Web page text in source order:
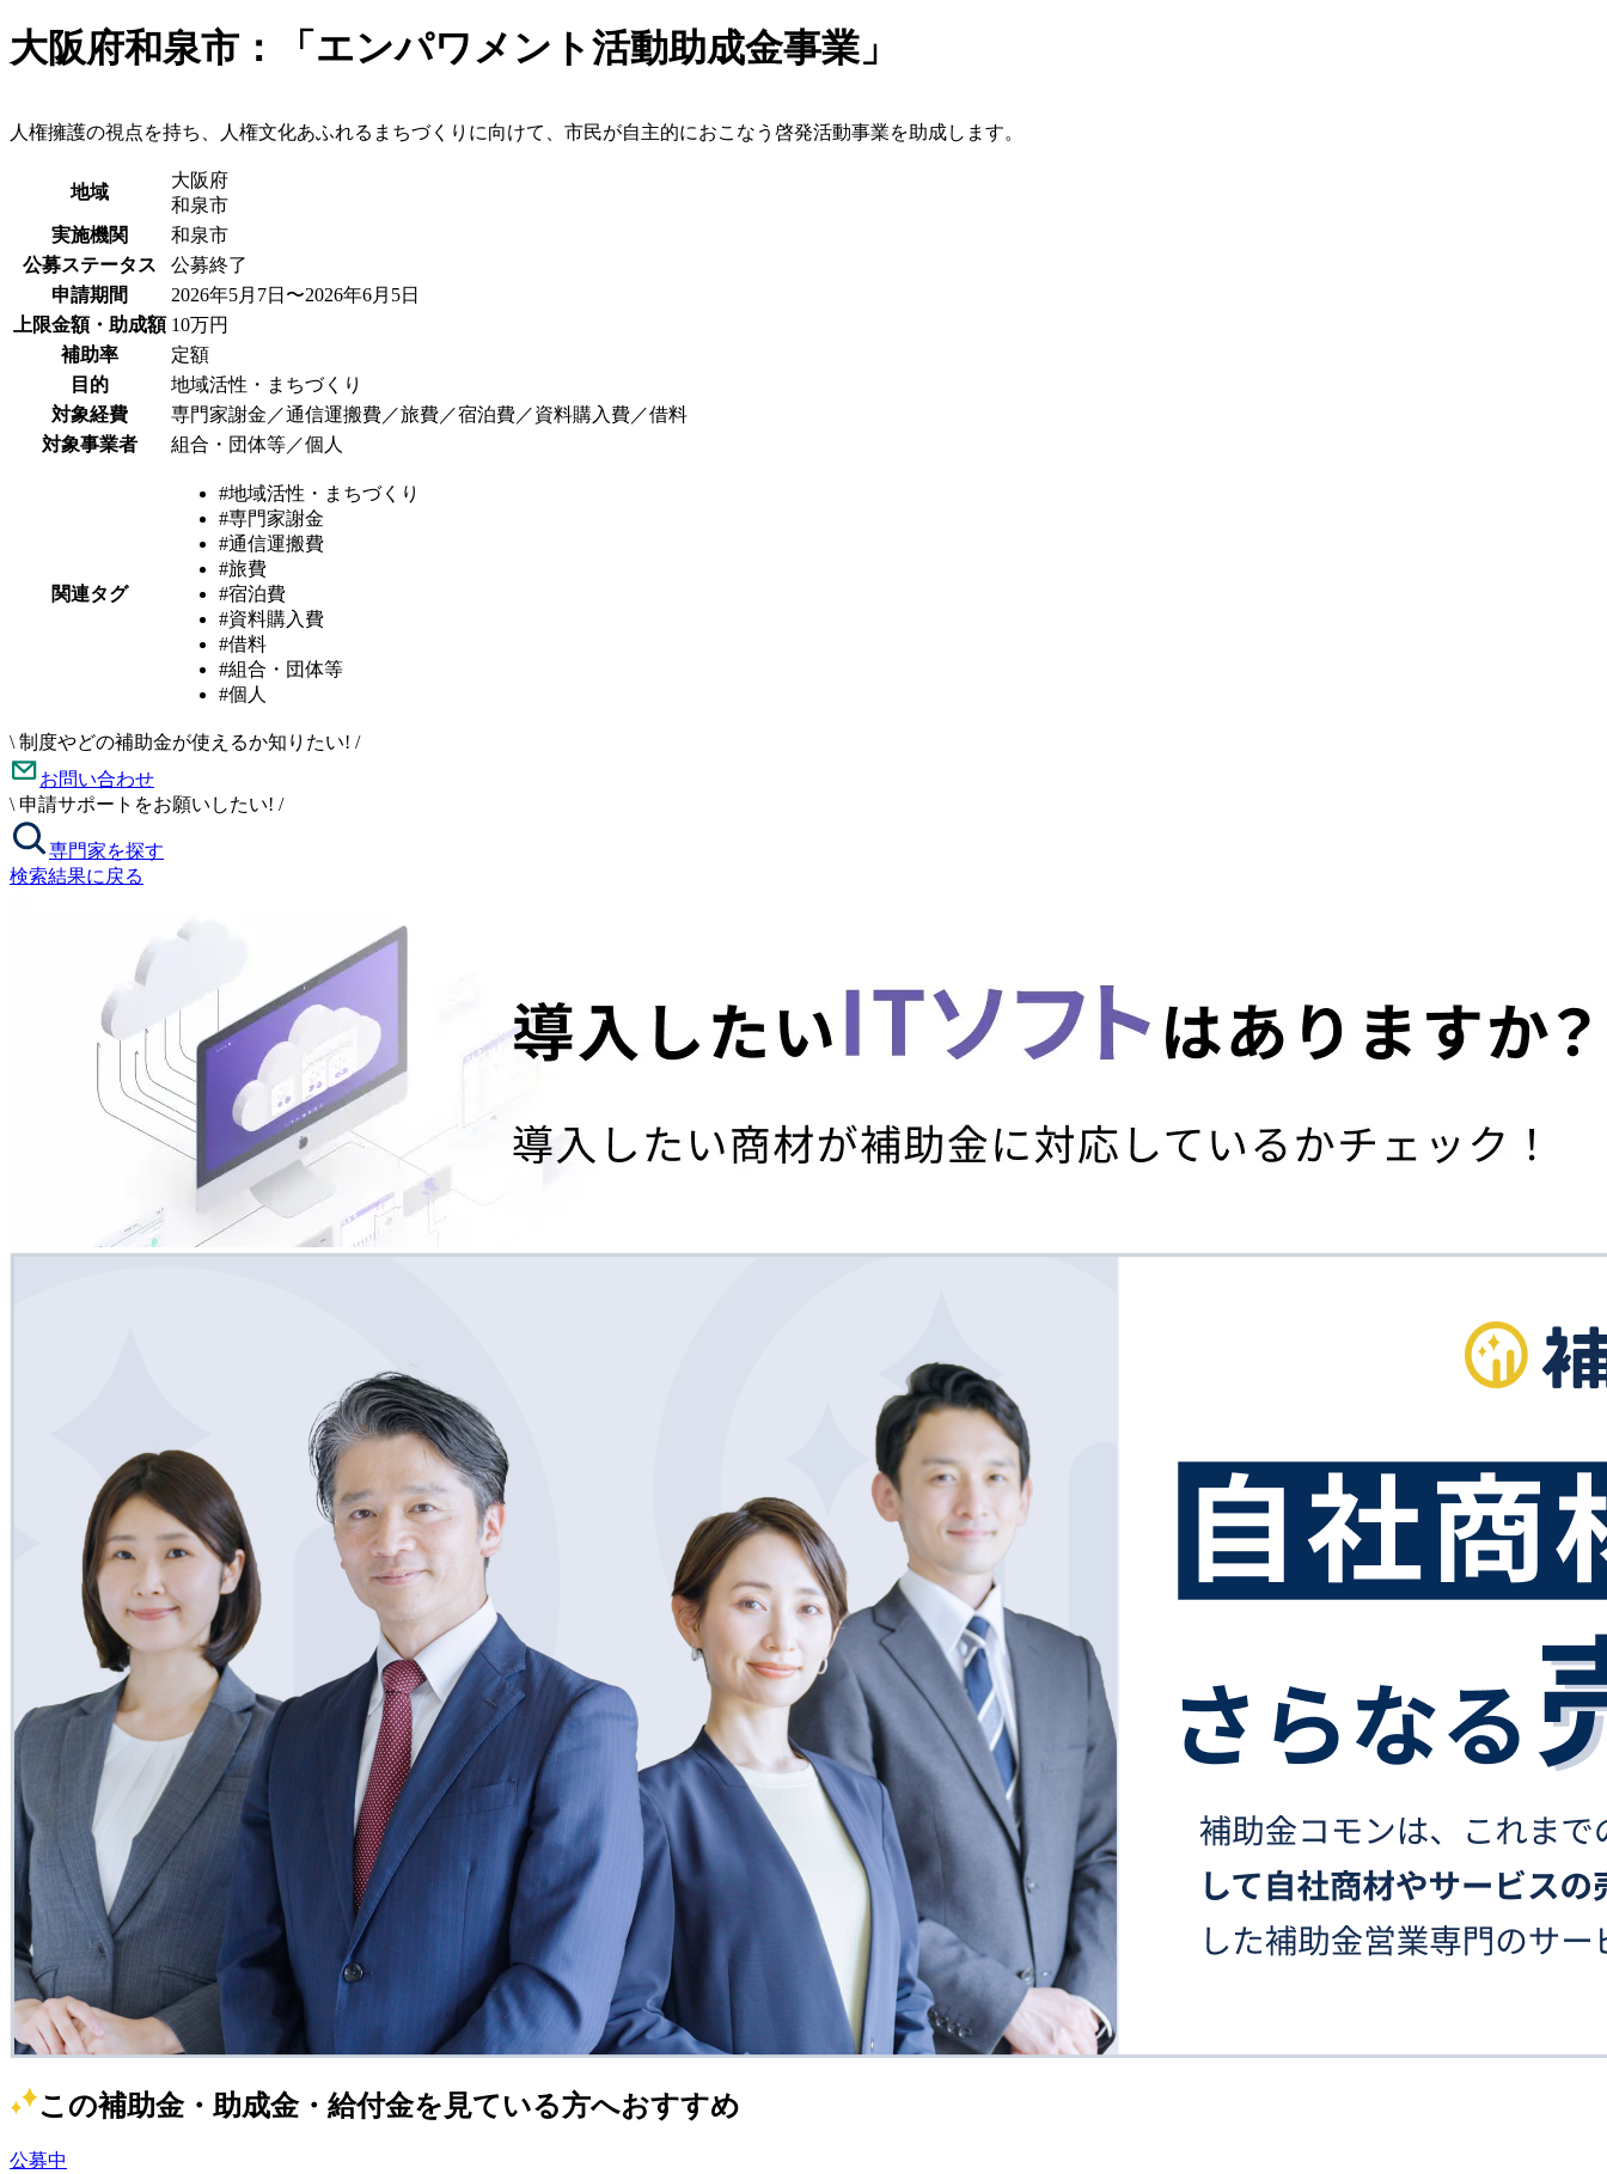
大阪府和泉市：「エンパワメント活動助成金事業」
人権擁護の視点を持ち、人権文化あふれるまちづくりに向けて、市民が自主的におこなう啓発活動事業を助成します。
地域
大阪府
和泉市
実施機関
和泉市
公募ステータス
公募終了
申請期間
2026年5月7日〜2026年6月5日
上限金額・助成額 10万円
補助率
定額
目的
地域活性・まちづくり
対象経費
専門家謝金／通信運搬費／旅費／宿泊費／資料購入費／借料
対象事業者
組合・団体等／個人
関連タグ
#地域活性・まちづくり
#専門家謝金
#通信運搬費
#旅費
#宿泊費
#資料購入費
#借料
#組合・団体等
#個人
\ 制度やどの補助金が使えるか知りたい! /
お問い合わせ
\ 申請サポートをお願いしたい! /
専門家を探す
検索結果に戻る
この補助金・助成金・給付金を見ている方へおすすめ
公募中